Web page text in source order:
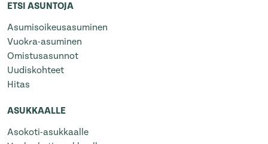
ETSI ASUNTOJA
Asumisoikeusasuminen
Vuokra-asuminen
Omistusasunnot
Uudiskohteet
Hitas
ASUKKAALLE
Asokoti-asukkaalle